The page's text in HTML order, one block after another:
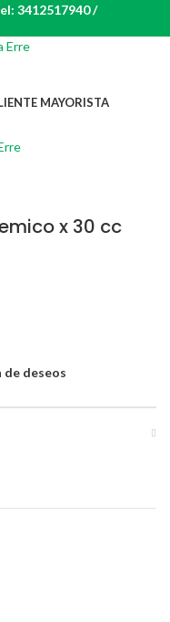
3412517940 /
MAYORISTA
x 30 cc
deseos